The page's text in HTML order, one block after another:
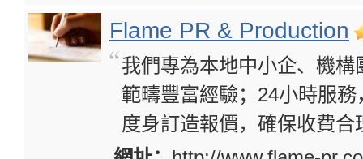
Flame PR & Production
我們專為本地中小企、機
範疇豐富經驗；24小時服
度身訂造報價，確保收費